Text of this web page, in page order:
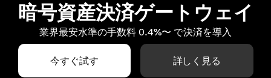
暗号資産決済ゲートウェイ
業界最安水準の手数料 0.4%〜 で決済を導入
今すぐ試す 詳しく見る